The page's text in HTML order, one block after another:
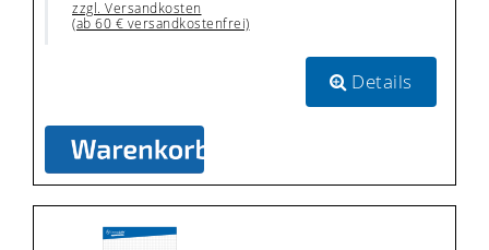
zzgl. Versandkosten
(ab 60 € versandkostenfrei)
Details